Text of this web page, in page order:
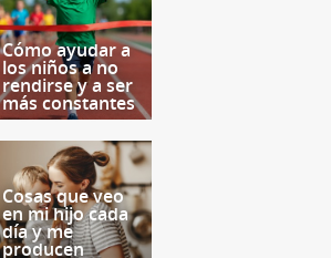
Cómo ayudar a
los niños a no
rendirse y a ser
más constantes
Cosas que veo
en mi hijo cada
día y me
producen